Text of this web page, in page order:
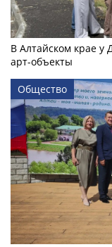
В Алтайском крае
арт-объекты
Общество